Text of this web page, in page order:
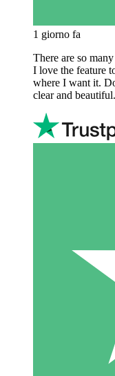
1 giorno fa
There are so
I love the feature
where I want it.
clear and beautiful.